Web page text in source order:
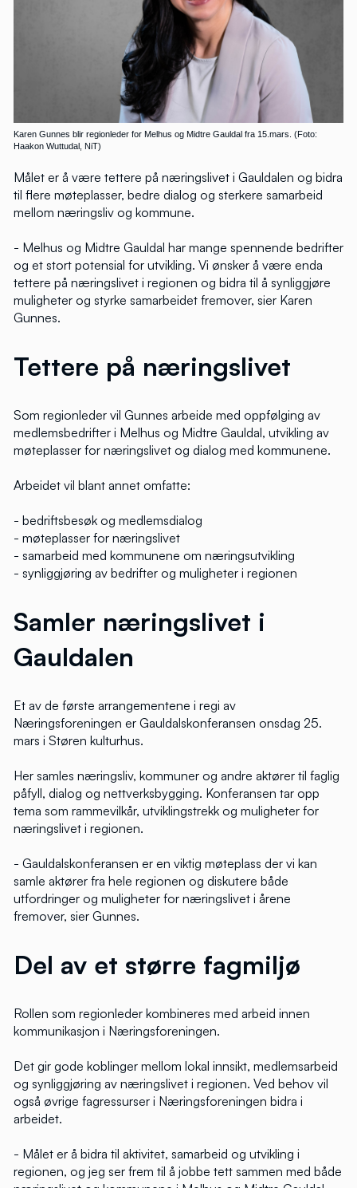
Karen Gunnes blir regionleder for Melhus og Midtre Gauldal fra 15.mars. (Foto:
Haakon Wuttudal, NiT)
Målet er å være tettere på næringslivet i Gauldalen og bidra
til flere møteplasser, bedre dialog og sterkere samarbeid
mellom næringsliv og kommune.
- Melhus og Midtre Gauldal har mange spennende bedrifter
og et stort potensial for utvikling. Vi ønsker å være enda
tettere på næringslivet i regionen og bidra til å synliggjøre
muligheter og styrke samarbeidet fremover, sier Karen
Gunnes.
Tettere på næringslivet
Som regionleder vil Gunnes arbeide med oppfølging av
medlemsbedrifter i Melhus og Midtre Gauldal, utvikling av
møteplasser for næringslivet og dialog med kommunene.
Arbeidet vil blant annet omfatte:
- bedriftsbesøk og medlemsdialog
- møteplasser for næringslivet
- samarbeid med kommunene om næringsutvikling
- synliggjøring av bedrifter og muligheter i regionen
Samler næringslivet i
Gauldalen
Et av de første arrangementene i regi av
Næringsforeningen er Gauldalskonferansen onsdag 25.
mars i Støren kulturhus.
Her samles næringsliv, kommuner og andre aktører til faglig
påfyll, dialog og nettverksbygging. Konferansen tar opp
tema som rammevilkår, utviklingstrekk og muligheter for
næringslivet i regionen.
- Gauldalskonferansen er en viktig møteplass der vi kan
samle aktører fra hele regionen og diskutere både
utfordringer og muligheter for næringslivet i årene
fremover, sier Gunnes.
Del av et større fagmiljø
Rollen som regionleder kombineres med arbeid innen
kommunikasjon i Næringsforeningen.
Det gir gode koblinger mellom lokal innsikt, medlemsarbeid
og synliggjøring av næringslivet i regionen. Ved behov vil
også øvrige fagressurser i Næringsforeningen bidra i
arbeidet.
- Målet er å bidra til aktivitet, samarbeid og utvikling i
regionen, og jeg ser frem til å jobbe tett sammen med både